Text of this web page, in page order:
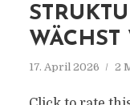
WÄCHST
17. April 2026 2